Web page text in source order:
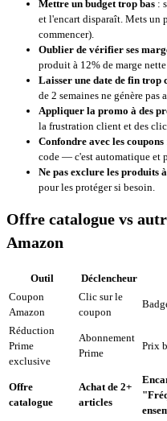
Mettre un budget trop bas :
et l'encart disparaît. Mets un
commencer).
Oublier de vérifier ses
produit à 12% de marge
Laisser une date de fin trop
de 2 semaines ne génère pas
Appliquer la promo à des
la frustration client et des
Confondre avec les coupons
code — c'est automatique et
Ne pas exclure les produits
pour les protéger si besoin.
Offre catalogue vs
Amazon
Outil Déclencheur
Coupon
Amazon
Clic sur le
coupon
Réduction
Prime
exclusive
Abonnement
Prime
Prix
Offre
catalogue
Achat de 2+
articles